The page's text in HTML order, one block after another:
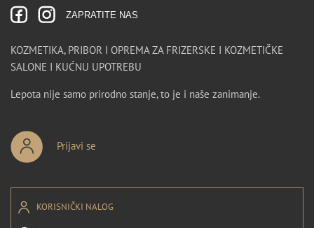
ZAPRATITE NAS
KOZMETIKA, PRIBOR I OPREMA ZA FRIZERSKE I KOZMETIČKE
SALONE I KUĆNU UPOTREBU
Lepota nije samo prirodno stanje, to je i naše zanimanje.
Prijavi se
KORISNIČKI NALOG